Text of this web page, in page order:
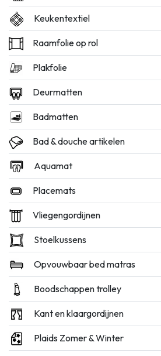
Keukentextiel
Raamfolie op rol
Plakfolie
Deurmatten
Badmatten
Bad & douche artikelen
Aquamat
Placemats
Vliegengordijnen
Stoelkussens
Opvouwbaar bed matras
Boodschappen trolley
Kant en klaargordijnen
Plaids Zomer & Winter